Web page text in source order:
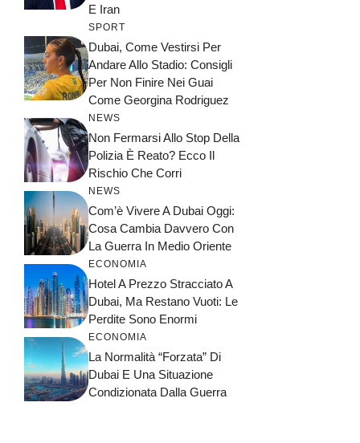
E Iran
SPORT
Dubai, Come Vestirsi Per
Andare Allo Stadio: Consigli
Per Non Finire Nei Guai
Come Georgina Rodriguez
NEWS
Non Fermarsi Allo Stop Della
Polizia È Reato? Ecco Il
Rischio Che Corri
NEWS
Com’è Vivere A Dubai Oggi:
Cosa Cambia Davvero Con
La Guerra In Medio Oriente
ECONOMIA
Hotel A Prezzo Stracciato A
Dubai, Ma Restano Vuoti: Le
Perdite Sono Enormi
ECONOMIA
La Normalità “forzata” Di
Dubai E Una Situazione
Condizionata Dalla Guerra